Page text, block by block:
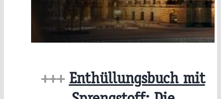
+++ Enthüllungsbuch mit